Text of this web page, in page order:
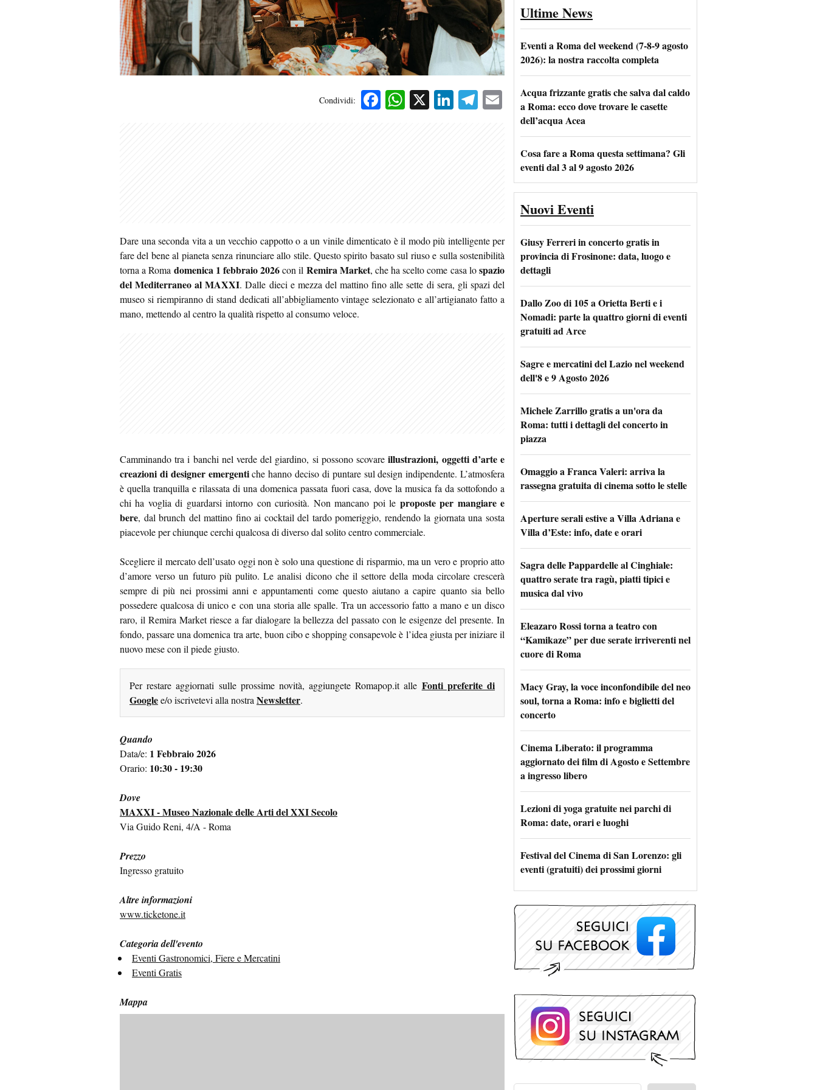
Condividi: Facebook
WhatsApp
X LinkedIn
Telegram
Email
Dare una seconda vita a un vecchio cappotto o a un vinile dimenticato è il modo più intelligente per
fare del bene al pianeta senza rinunciare allo stile. Questo spirito basato sul riuso e sulla sostenibilità
torna a Roma domenica 1 febbraio 2026con il Remira Market, che ha scelto come casa lospazio
del Mediterraneo al MAXXI. Dalle dieci e mezza del mattino fino alle sette di sera, gli spazi del
museo si riempiranno di stand dedicati all’abbigliamento vintage selezionato e all’artigianato fatto a
mano, mettendo al centro la qualità rispetto al consumo veloce.
Camminando tra i banchi nel verde del giardino, si possono scovareillustrazioni, oggetti d’arte e
creazioni di designer emergentiche hanno deciso di puntare sul design indipendente. L’atmosfera
è quella tranquilla e rilassata di una domenica passata fuori casa, dove la musica fa da sottofondo a
chi ha voglia di guardarsi intorno con curiosità. Non mancano poi le proposte per mangiare e
bere, dal brunch del mattino fino ai cocktail del tardo pomeriggio, rendendo la giornata una sosta
piacevole per chiunque cerchi qualcosa di diverso dal solito centro commerciale.
Scegliere il mercato dell’usato oggi non è solo una questione di risparmio, ma un vero e proprio atto
d’amore verso un futuro più pulito. Le analisi dicono che il settore della moda circolare crescerà
sempre di più nei prossimi anni e appuntamenti come questo aiutano a capire quanto sia bello
possedere qualcosa di unico e con una storia alle spalle. Tra un accessorio fatto a mano e un disco
raro, il Remira Market riesce a far dialogare la bellezza del passato con le esigenze del presente. In
fondo, passare una domenica tra arte, buon cibo e shopping consapevole è l’idea giusta per iniziare il
nuovo mese con il piede giusto.
Per restare aggiornati sulle prossime novità, aggiungete Romapop.it alle Fonti preferite di
Googlee/o iscrivetevi alla nostraNewsletter.
Quando
Data/e: 1 Febbraio 2026
Orario: 10:30 - 19:30
Dove
MAXXI - Museo Nazionale delle Arti del XXI Secolo
Via Guido Reni, 4/A - Roma
Prezzo
Ingresso gratuito
Altre informazioni
www.ticketone.it
Categoria dell'evento
Eventi Gastronomici, Fiere e Mercatini
Eventi Gratis
Mappa
Ultime News
Eventi a Roma del weekend (7-8-9 agosto
2026): la nostra raccolta completa
Acqua frizzante gratis che salva dal caldo
a Roma: ecco dove trovare le casette
dell’acqua Acea
Cosa fare a Roma questa settimana? Gli
eventi dal 3 al 9 agosto 2026
Nuovi Eventi
Giusy Ferreri in concerto gratis in
provincia di Frosinone: data, luogo e
dettagli
Dallo Zoo di 105 a Orietta Berti e i
Nomadi: parte la quattro giorni di eventi
gratuiti ad Arce
Sagre e mercatini del Lazio nel weekend
dell'8 e 9 Agosto 2026
Michele Zarrillo gratis a un'ora da
Roma: tutti i dettagli del concerto in
piazza
Omaggio a Franca Valeri: arriva la
rassegna gratuita di cinema sotto le stelle
Aperture serali estive a Villa Adriana e
Villa d’Este: info, date e orari
Sagra delle Pappardelle al Cinghiale:
quattro serate tra ragù, piatti tipici e
musica dal vivo
Eleazaro Rossi torna a teatro con
“Kamikaze” per due serate irriverenti nel
cuore di Roma
Macy Gray, la voce inconfondibile del neo
soul, torna a Roma: info e biglietti del
concerto
Cinema Liberato: il programma
aggiornato dei film di Agosto e Settembre
a ingresso libero
Lezioni di yoga gratuite nei parchi di
Roma: date, orari e luoghi
Festival del Cinema di San Lorenzo: gli
eventi (gratuiti) dei prossimi giorni